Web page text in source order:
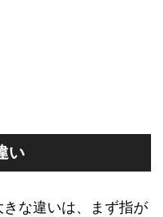
い
な違いは、まず指が